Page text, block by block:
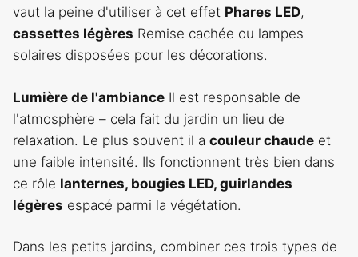
vaut la peine d'utiliser à cet effet Phares LED,
cassettes légères Remise cachée ou lampes
solaires disposées pour les décorations.
Lumière de l'ambiance Il est responsable de
l'atmosphère – cela fait du jardin un lieu de
relaxation. Le plus souvent il a couleur chaude et
une faible intensité. Ils fonctionnent très bien dans
ce rôle lanternes, bougies LED, guirlandes
légères espacé parmi la végétation.
Dans les petits jardins, combiner ces trois types de